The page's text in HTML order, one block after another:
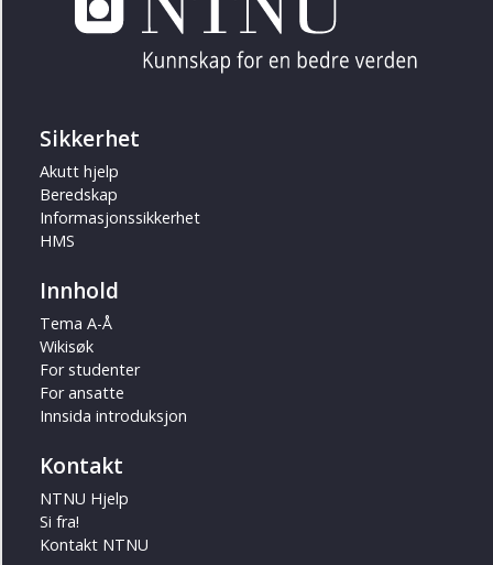
Sikkerhet
Akutt hjelp
Beredskap
Informasjonssikkerhet
HMS
Innhold
Tema A-Å
Wikisøk
For studenter
For ansatte
Innsida introduksjon
Kontakt
NTNU Hjelp
Si fra!
Kontakt NTNU